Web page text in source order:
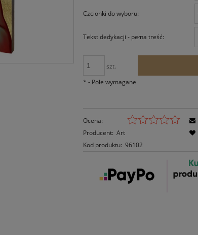
Czcionki do wyboru:
Tekst dedykacji - pełna treść:
szt.
* - Pole wymagane
Ocena:
Producent: Art
Kod produktu: 96102